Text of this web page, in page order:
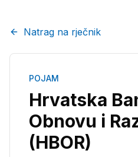
Natrag na rječnik
POJAM
Hrvatska
Obnovu i
(HBOR)